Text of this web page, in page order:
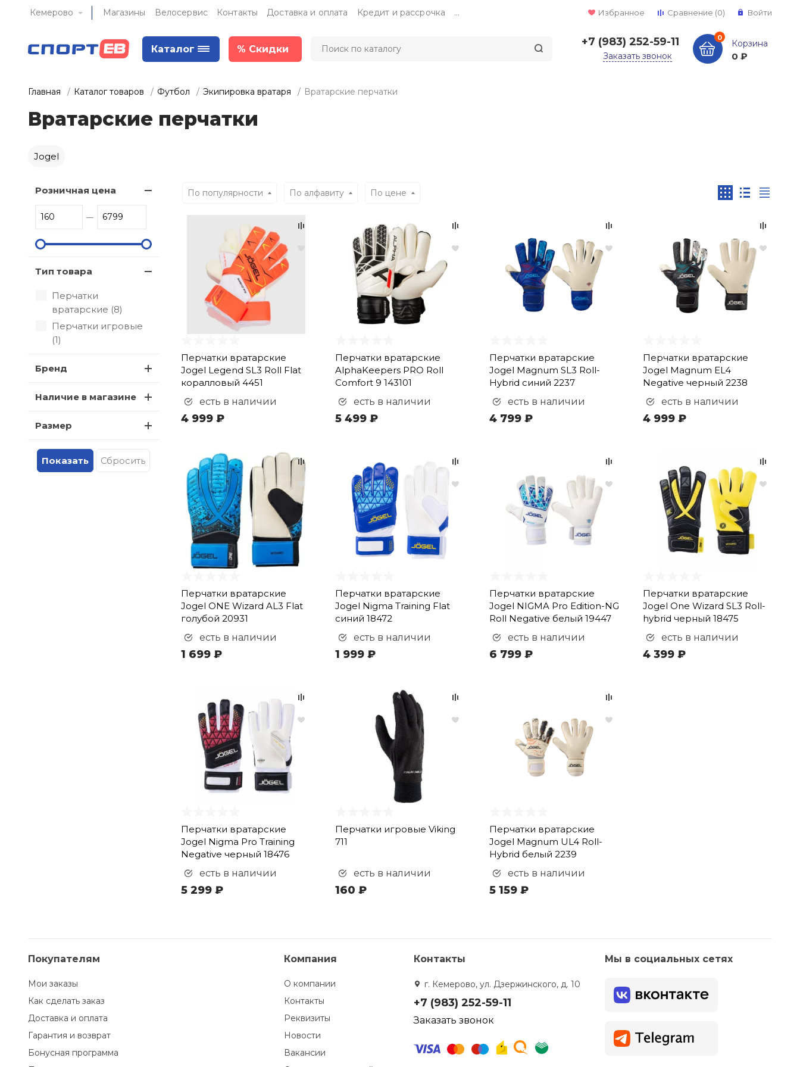
Кемерово Магазины Велосервис Контакты Доставка и оплата Кредит и рассрочка ... Избранное Сравнение (0) Войти
Каталог % Скидки
+7 (983) 252-59-11
Заказать звонок
0
Корзина
0 ₽
Главная Каталог товаров Футбол Экипировка вратаря Вратарские перчатки
Вратарские перчатки
Jogel
Розничная цена
Тип товара
Перчатки
вратарские (8)
Перчатки игровые
(1)
Бренд
Наличие в магазине
Размер
По популярности По алфавиту По цене
Перчатки вратарские
Jogel Legend SL3 Roll Flat
коралловый 4451
есть в наличии
4 999 ₽
Перчатки вратарские
AlphaKeepers PRO Roll
Comfort 9 143101
есть в наличии
5 499 ₽
Перчатки вратарские
Jogel Magnum SL3 Roll-
Hybrid синий 2237
есть в наличии
4 799 ₽
Перчатки вратарские
Jogel Magnum EL4
Negative черный 2238
есть в наличии
4 999 ₽
Перчатки вратарские
Jogel ONE Wizard AL3 Flat
голубой 20931
есть в наличии
1 699 ₽
Перчатки вратарские
Jogel Nigma Training Flat
синий 18472
есть в наличии
1 999 ₽
Перчатки вратарские
Jogel NIGMA Pro Edition-NG
Roll Negative белый 19447
есть в наличии
6 799 ₽
Перчатки вратарские
Jogel One Wizard SL3 Roll-
hybrid черный 18475
есть в наличии
4 399 ₽
Перчатки вратарские
Jogel Nigma Pro Training
Negative черный 18476
есть в наличии
5 299 ₽
Перчатки игровые Viking
711
есть в наличии
160 ₽
Перчатки вратарские
Jogel Magnum UL4 Roll-
Hybrid белый 2239
есть в наличии
5 159 ₽
Покупателям
Мои заказы
Как сделать заказ
Доставка и оплата
Гарантия и возврат
Бонусная программа
Компания
О компании
Контакты
Реквизиты
Новости
Вакансии
Контакты
г. Кемерово, ул. Дзержинского, д. 10
+7 (983) 252-59-11
Заказать звонок
Мы в социальных сетях